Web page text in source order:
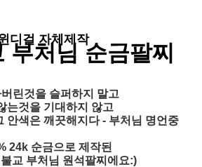
디걸 자체제작
부처님 순금팔찌
린것을 슬퍼하지 말고
는것을 기대하지 않고
안색은 깨끗해지다 - 부처님 명언중
24k 순금으로 제작된
교 부처님 원석팔찌에요:)